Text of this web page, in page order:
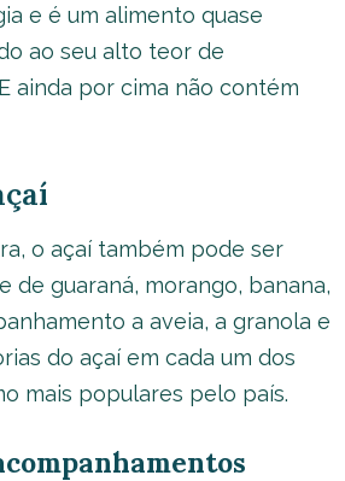
e é um alimento quase
ao seu alto teor de
ainda por cima não contém
o açaí também pode ser
de guaraná, morango, banana,
a aveia, a granola e
do açaí em cada um dos
mais populares pelo país.